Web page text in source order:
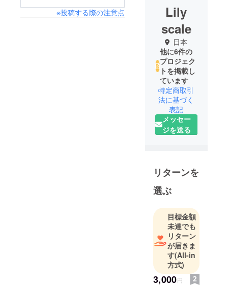
※投稿する際の注意点
Lily
scale
日本
他に6件の
プロジェク
トを掲載し
ています
特定商取引
法に基づく
表記
メッセー
ジを送る
リターンを
選ぶ
目標金額
未達でも
リターン
が届きま
す(All-in
方式)
3,000円